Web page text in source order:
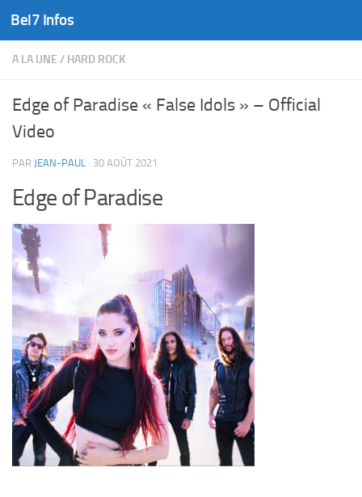
Skip to content
Bel7 Infos
A LA UNE / HARD ROCK
Edge of Paradise « False Idols » – Official
Video
PAR JEAN-PAUL · 30 AOÛT 2021
Edge of Paradise